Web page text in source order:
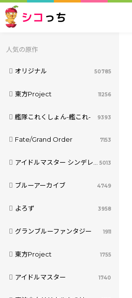
シコ っち
人気の原作
オリジナル 50785
東方Project 11256
艦隊これくしょん-艦これ- 9393
Fate/Grand Order 7153
アイドルマスター シンデレラガールズ 5013
ブルーアーカイブ 4749
よろず 3958
グランブルーファンタジー 1911
東方Project 1755
アイドルマスター 1740